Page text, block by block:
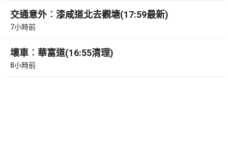
交通意外︰漆咸道北去觀塘(17:59最新)
7小時前
壞車︰華富道(16:55清理)
8小時前